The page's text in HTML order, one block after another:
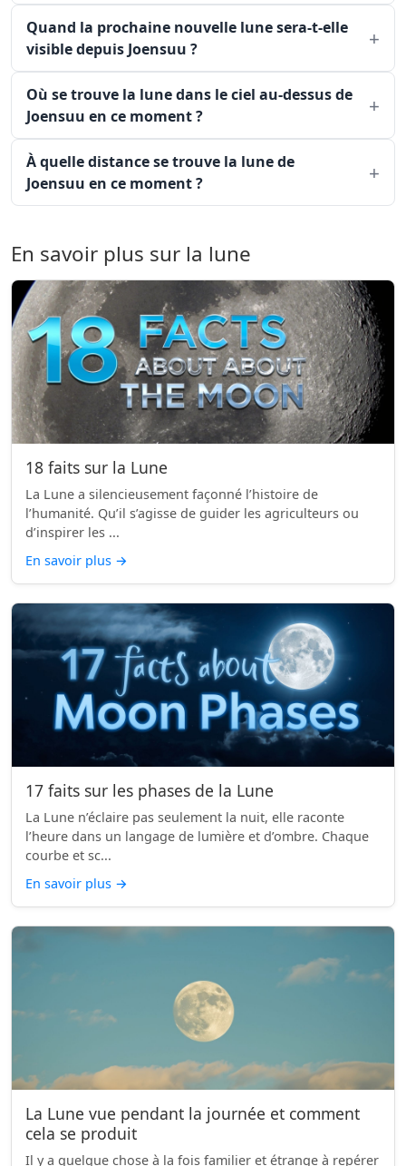
Quand la prochaine nouvelle lune sera-t-elle
visible depuis Joensuu ?
Où se trouve la lune dans le ciel au-dessus de
Joensuu en ce moment ?
À quelle distance se trouve la lune de
Joensuu en ce moment ?
En savoir plus sur la lune
18 faits sur la Lune
La Lune a silencieusement façonné l’histoire de
l’humanité. Qu’il s’agisse de guider les agriculteurs ou
d’inspirer les ...
En savoir plus →
17 faits sur les phases de la Lune
La Lune n’éclaire pas seulement la nuit, elle raconte
l’heure dans un langage de lumière et d’ombre. Chaque
courbe et sc...
En savoir plus →
La Lune vue pendant la journée et comment
cela se produit
Il y a quelque chose à la fois familier et étrange à repérer